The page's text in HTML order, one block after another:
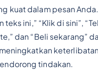
kuat dalam pesan
teks ini,” “Klik di sini”,
dan “Beli sekarang”
keterlibatan
tindakan.